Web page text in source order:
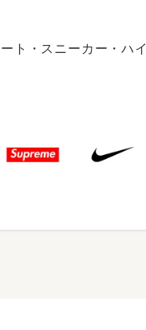
ト・スニーカー・ハ